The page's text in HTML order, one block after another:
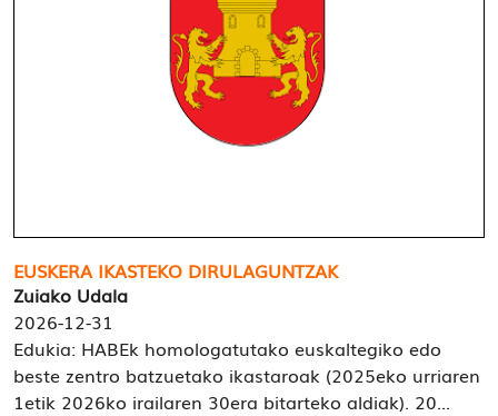
EUSKERA IKASTEKO DIRULAGUNTZAK
Zuiako Udala
2026-12-31
Edukia: HABEk homologatutako euskaltegiko edo
beste zentro batzuetako ikastaroak (2025eko urriaren
1etik 2026ko irailaren 30era bitarteko aldiak). 20...